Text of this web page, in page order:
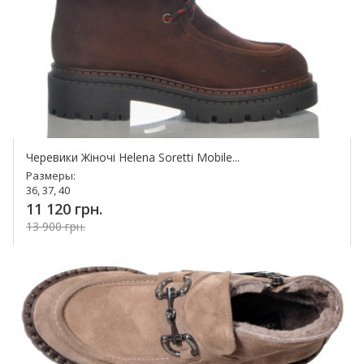
Черевики Жіночі Helena Soretti Mobile...
Размеры:
36, 37, 40
11 120 грн.
13 900 грн.